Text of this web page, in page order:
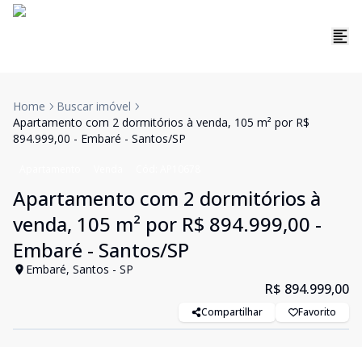
Home
Buscar imóvel
Apartamento com 2 dormitórios à venda, 105 m² por R$
894.999,00 - Embaré - Santos/SP
Apartamento com 2 dormitórios à
venda, 105 m² por R$ 894.999,00 -
Embaré - Santos/SP
Embaré, Santos - SP
R$ 894.999,00
Compartilhar Favorito